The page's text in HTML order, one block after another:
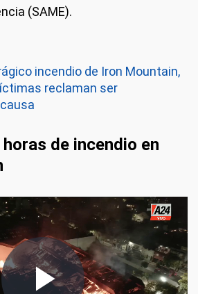
(SAME).
incendio de Iron Mountain,
reclaman ser
de incendio en